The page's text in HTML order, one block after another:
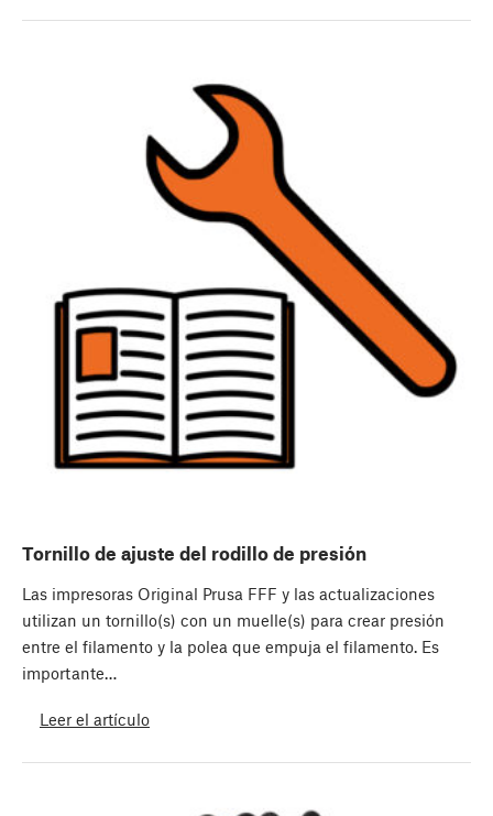
Tornillo de ajuste del rodillo de presión
Las impresoras Original Prusa FFF y las actualizaciones
utilizan un tornillo(s) con un muelle(s) para crear presión
entre el filamento y la polea que empuja el filamento. Es
importante…
Leer el artículo